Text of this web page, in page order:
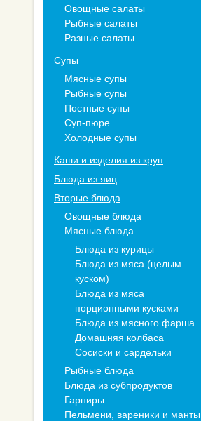
Овощные салаты
Рыбные салаты
Разные салаты
Супы
Мясные супы
Рыбные супы
Постные супы
Суп-пюре
Холодные супы
Каши и изделия из круп
Блюда из яиц
Вторые блюда
Овощные блюда
Мясные блюда
Блюда из курицы
Блюда из мяса (целым
куском)
Блюда из мяса
порционными кусками
Блюда из мясного фарша
Домашняя колбаса
Сосиски и сардельки
Рыбные блюда
Блюда из субпродуктов
Гарниры
Пельмени, вареники и манты